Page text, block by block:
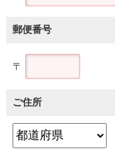
郵便番号
〒
ご住所